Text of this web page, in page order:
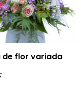
de flor variada